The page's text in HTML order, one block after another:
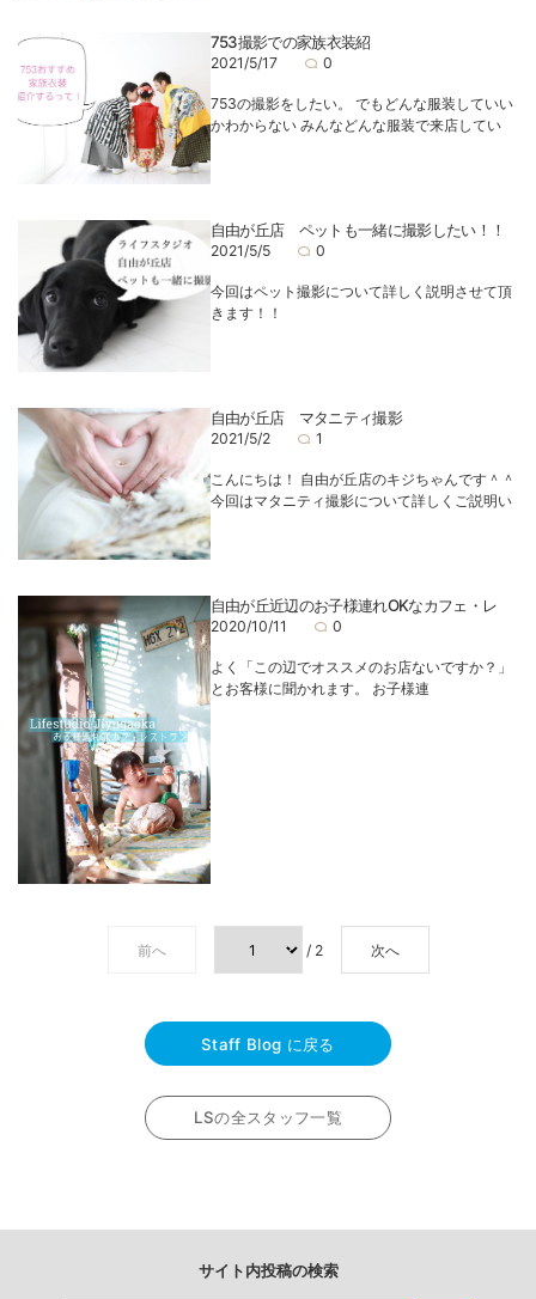
753撮影での家族衣装紹
2021/5/17 0
753の撮影をしたい。 でもどんな服装していい
かわからない みんなどんな服装で来店してい
自由が丘店 ペットも一緒に撮影したい！！
2021/5/5 0
今回はペット撮影について詳しく説明させて頂
きます！！
自由が丘店 マタニティ撮影
2021/5/2 1
こんにちは！ 自由が丘店のキジちゃんです＾＾
今回はマタニティ撮影について詳しくご説明い
自由が丘近辺のお子様連れOKなカフェ・レ
2020/10/11 0
よく「この辺でオススメのお店ないですか？」
とお客様に聞かれます。 お子様連
前へ / 2 次へ
Staff Blog に戻る
LSの全スタッフ一覧
サイト内投稿の検索